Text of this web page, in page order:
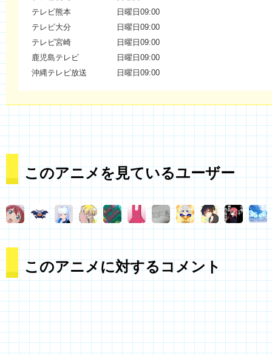
テレビ熊本
日曜日09:00
テレビ大分
日曜日09:00
テレビ宮崎
日曜日09:00
鹿児島テレビ
日曜日09:00
沖縄テレビ放送
日曜日09:00
このアニメを見ているユーザー
このアニメに対するコメント